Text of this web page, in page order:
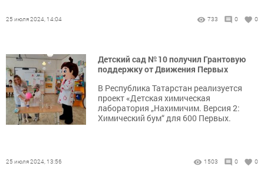
25 июля 2024, 14:04 733 0 0
Детский сад № 10 получил Грантовую
поддержку от Движения Первых
В Республика Татарстан реализуется
проект «Детская химическая
лаборатория „Нахимичим. Версия 2:
Химический бум“ для 600 Первых.
25 июля 2024, 13:56 1503 0 0